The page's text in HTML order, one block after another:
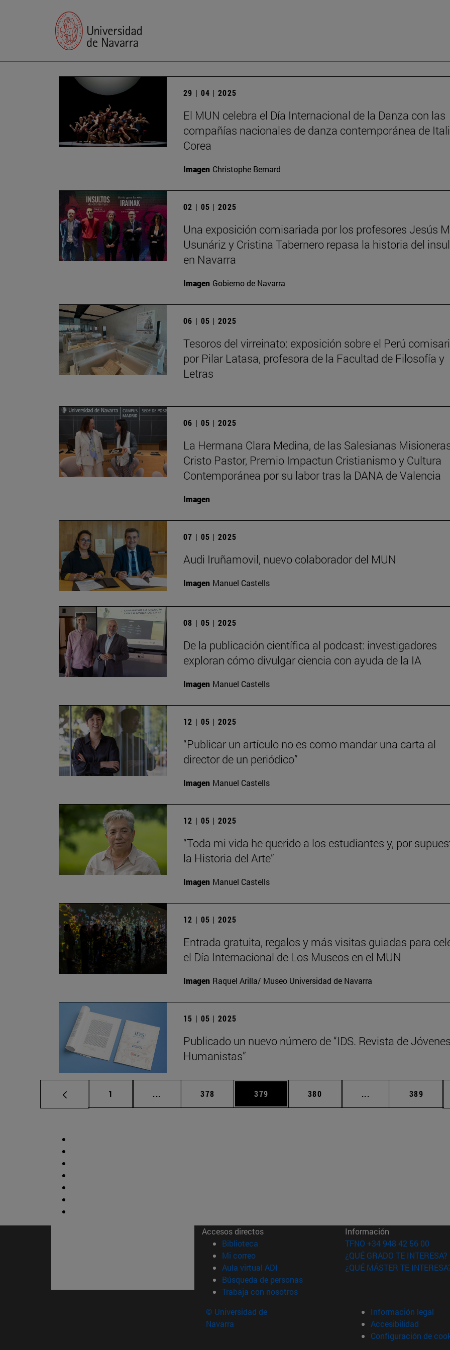
29 | 04 | 2025
El MUN celebra el Día Internacional de la Danza con las
compañías nacionales de danza contemporánea de
Corea
Imagen Christophe Bernard
02 | 05 | 2025
Una exposición comisariada por los profesores Jesús
Usunáriz y Cristina Tabernero repasa la historia del
en Navarra
Imagen Gobierno de Navarra
06 | 05 | 2025
Tesoros del virreinato: exposición sobre el Perú
por Pilar Latasa, profesora de la Facultad de Filosofía y
Letras
06 | 05 | 2025
La Hermana Clara Medina, de las Salesianas
Cristo Pastor, Premio Impactun Cristianismo y Cultura
Contemporánea por su labor tras la DANA de Valencia
Imagen
07 | 05 | 2025
Audi Iruñamovil, nuevo colaborador del MUN
Imagen Manuel Castells
08 | 05 | 2025
De la publicación científica al podcast: investigadores
exploran cómo divulgar ciencia con ayuda de la IA
Imagen Manuel Castells
12 | 05 | 2025
“Publicar un artículo no es como mandar una carta al
director de un periódico”
Imagen Manuel Castells
12 | 05 | 2025
“Toda mi vida he querido a los estudiantes y, por
la Historia del Arte”
Imagen Manuel Castells
12 | 05 | 2025
Entrada gratuita, regalos y más visitas guiadas para
el Día Internacional de Los Museos en el MUN
Imagen Raquel Arilla/ Museo Universidad de Navarra
15 | 05 | 2025
Publicado un nuevo número de “IDS. Revista de Jóvenes
Humanistas”
Página
1 ... Páginas intermedias Use TAB para desplazarse.
Página
378 Página
379 Página
380 ... Páginas intermedias
Página
389
Accesos directos
Biblioteca (abre en nueva ventana)
Mi correo(abre en nueva ventana)
Aula virtual ADI (abre en nueva ventana)
Búsqueda de personas(abre en nueva ventana)
Trabaja con nosotros(abre en nueva ventana)
Información
TFNO +34 948 42 56 00
¿QUÉ GRADO TE INTERESA?
¿QUÉ MÁSTER TE
© Universidad de
Navarra
Información legal
Accesibilidad
Configuración de